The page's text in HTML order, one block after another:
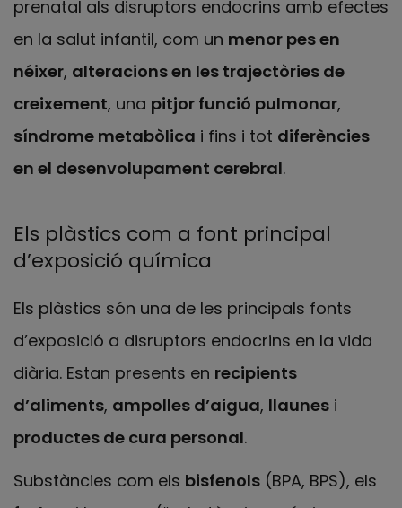
prenatal als disruptors endocrins amb efectes
en la salut infantil, com un menor pes en
néixer, alteracions en les trajectòries de
creixement, una pitjor funció pulmonar,
síndrome metabòlica i fins i tot diferències
en el desenvolupament cerebral.
Els plàstics com a font principal
d’exposició química
Els plàstics són una de les principals fonts
d’exposició a disruptors endocrins en la vida
diària. Estan presents en recipients
d’aliments, ampolles d’aigua, llaunes i
productes de cura personal.
Substàncies com els bisfenols (BPA, BPS), els